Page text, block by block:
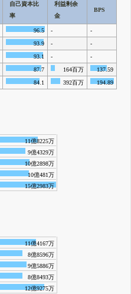
自己資本比
率
利益剰余
金
BPS
96.5 -
-
93.9 -
-
93.1 -
-
87.7 164百万
137.59
84.1 392百万 194.89
11億8225万
9億4329万
10億2898万
10億481万
15億2983万
11億4167万
8億8596万
9億5886万
8億8493万
12億9275万